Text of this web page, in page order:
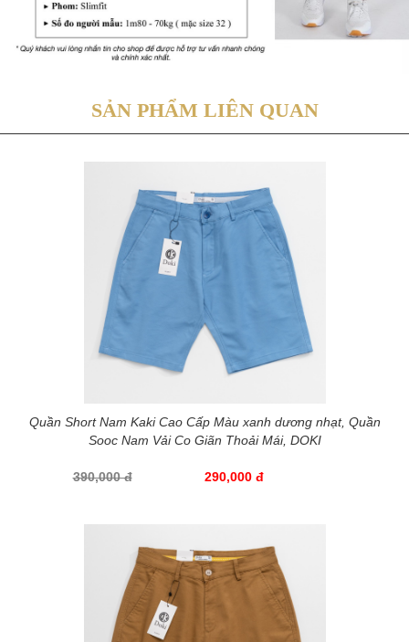
SẢN PHẨM LIÊN QUAN
Quần Short Nam Kaki Cao Cấp Màu xanh dương nhạt, Quần
Sooc Nam Vải Co Giãn Thoải Mái, DOKI
390,000 đ 290,000 đ